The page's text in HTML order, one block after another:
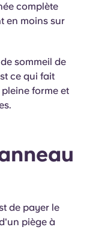
complète
en moins sur
sommeil de
ce qui fait
forme et
de payer le
piège à